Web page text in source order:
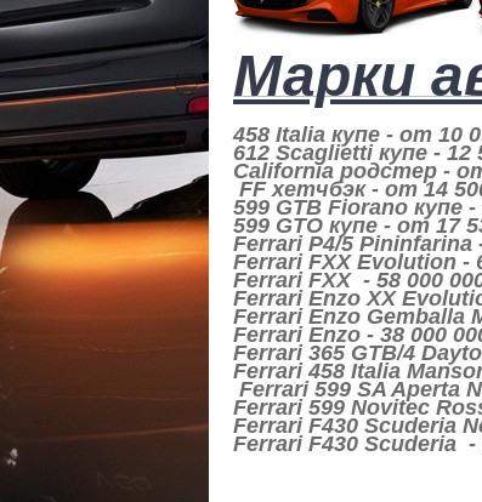
Марки
458 Italia купе - от 10
612 Scaglietti купе - 12
California родстер -
FF хетчбэк - от 14
599 GTB Fiorano купе
599 GTO купе - от 17
Ferrari P4/5 Pininfarina
Ferrari FXX Evolution -
Ferrari FXX - 58 000
Ferrari Enzo XX
Ferrari Enzo Gemballa
Ferrari Enzo - 38 000
Ferrari 365 GTB/4
Ferrari 458 Italia
Ferrari 599 SA Aperta
Ferrari 599 Novitec
Ferrari F430 Scuderia
Ferrari F430 Scuderia -